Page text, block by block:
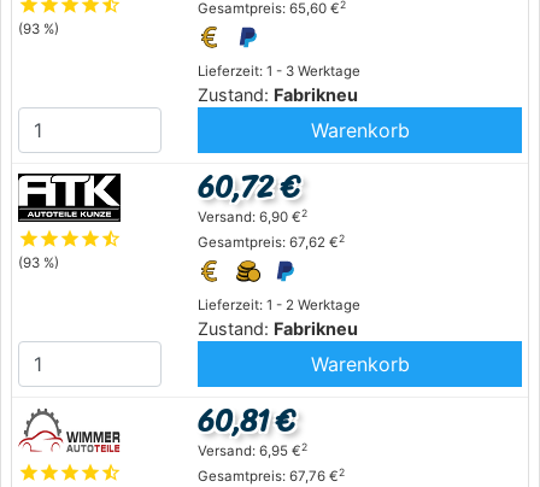
starstarstarstarstar_half
(93 %)
Lieferzeit: 1 - 3 Werktage
Zustand: Fabrikneu
Gesamtpreis: 65,60 €2
Warenkorb
starstarstarstarstar_half
(93 %)
Lieferzeit: 1 - 2 Werktage
Zustand: Fabrikneu
60,72 €
Versand: 6,90 €2
Gesamtpreis: 67,62 €2
Warenkorb
starstarstarstarstar_half
60,81 €
Versand: 6,95 €2
Gesamtpreis: 67,76 €2